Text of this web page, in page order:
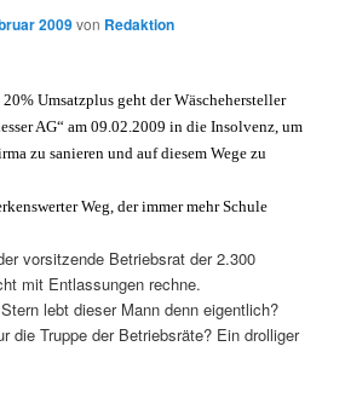
2009von Redaktion
Umsatzplus geht der Wäschehersteller
AG“ am 09.02.2009 in die Insolvenz, um
zu sanieren und auf diesem Wege zu
Weg, der immer mehr Schule
vorsitzende Betriebsrat der 2.300
mit Entlassungen rechne.
lebt dieser Mann denn eigentlich?
die Truppe der Betriebsräte? Ein drolliger